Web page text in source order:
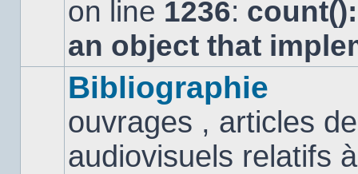
on line 1236:
an object that
Bibliographie
ouvrages , articles
audiovisuels relatifs